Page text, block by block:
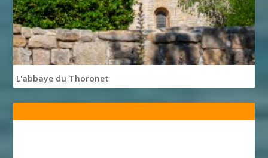
L'abbaye du Thoronet